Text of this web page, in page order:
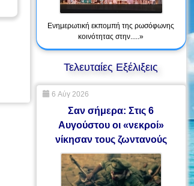
Ενημερωτική εκπομπή της ρωσόφωνης
κοινότητας στην.....»
Τελευταίες Εξέλιξεις
6 Αύγ 2026
Σαν σήμερα: Στις 6
Αυγούστου οι «νεκροί»
νίκησαν τους ζωντανούς